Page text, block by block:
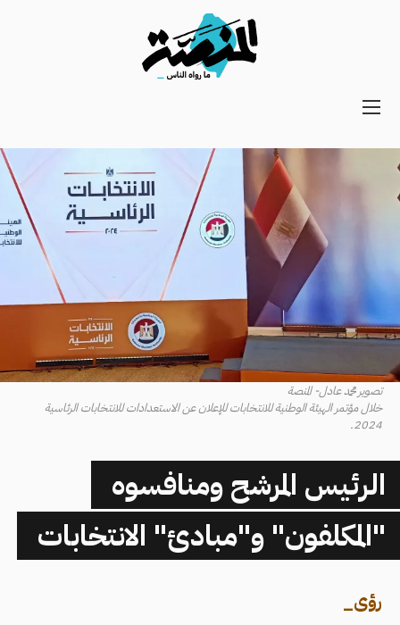
Main
Navigation
تصوير محمد عادل- المنصة
خلال مؤتمر الهيئة الوطنية للانتخابات للإعلان عن الاستعدادات للانتخابات الرئاسية
2024.
الرئيس المرشح ومنافسوه
"المكلفون" و"مبادئ" الانتخابات
رؤى_